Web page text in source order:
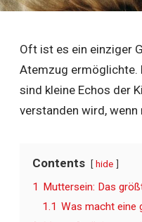
Oft ist es ein einziger
Atemzug ermöglichte.
sind kleine Echos der
verstanden wird,
Contents hide
1 Muttersein: Das
1.1 Was macht eine